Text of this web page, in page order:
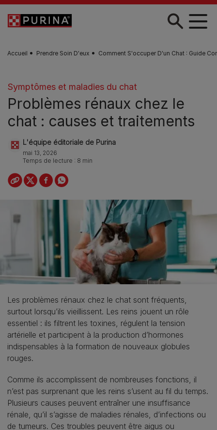
Skip to main content
Accueil Prendre Soin D'eux Comment S'occuper D'un Chat : Guide
Symptômes et maladies du chat
Problèmes rénaux chez le
chat : causes et traitements
L'équipe éditoriale de Purina
mai 13, 2026
Temps de lecture : 8 min
Les problèmes rénaux chez le chat sont fréquents,
surtout lorsqu’ils vieillissent. Les reins jouent un rôle
essentiel : ils filtrent les toxines, régulent la tension
artérielle et participent à la production d’hormones
indispensables à la formation de nouveaux globules
rouges.
Comme ils accomplissent de nombreuses fonctions, il
n’est pas surprenant que les reins s’usent au fil du temps.
Plusieurs causes peuvent entraîner une insuffisance
rénale, qu’il s’agisse de maladies rénales, d’infections ou
de tumeurs. Ces troubles peuvent être aigus ou